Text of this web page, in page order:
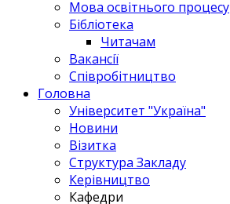
Мова освітнього процесу
Бібліотека
Читачам
Вакансії
Співробітництво
Головна
Університет "Україна"
Новини
Візитка
Структура Закладу
Керівництво
Кафедри